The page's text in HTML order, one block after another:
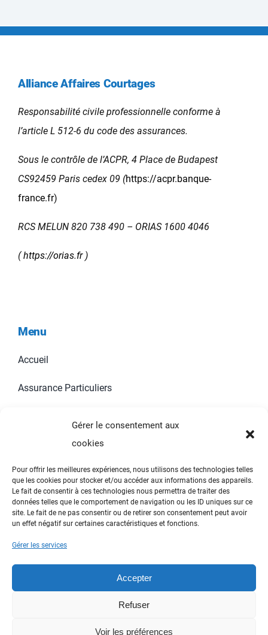
Gérer le consentement aux
cookies
Pour offrir les meilleures expériences, nous utilisons des technologies telles
que les cookies pour stocker et/ou accéder aux informations des appareils.
Le fait de consentir à ces technologies nous permettra de traiter des
données telles que le comportement de navigation ou les ID uniques sur ce
site. Le fait de ne pas consentir ou de retirer son consentement peut avoir
un effet négatif sur certaines caractéristiques et fonctions.
Gérer les services
Accepter
Refuser
Voir les préférences
Alliance Affaires Courtages
Responsabilité civile professionnelle conforme à
l’article L 512-6 du code des assurances.
Sous le contrôle de l’ACPR, 4 Place de Budapest
CS92459 Paris cedex 09 (https://acpr.banque-
france.fr)
RCS MELUN 820 738 490 – ORIAS 1600 4046
(https://orias.fr)
Menu
Accueil
Assurance Particuliers
Informations
Toggle
Mentions Légales
© Copyright 2021 - 2026 | Tous droits réservés | Alliance